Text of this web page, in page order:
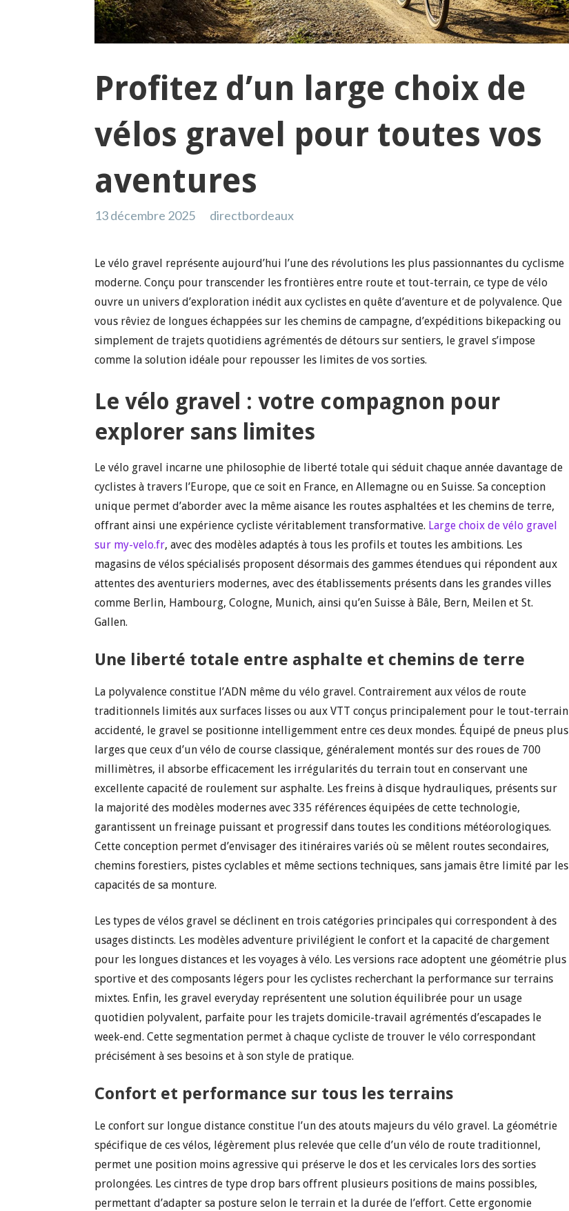
Profitez d’un large choix de
vélos gravel pour toutes vos
aventures
13 décembre 2025 directbordeaux
Le vélo gravel représente aujourd’hui l’une des révolutions les plus passionnantes du cyclisme
moderne. Conçu pour transcender les frontières entre route et tout-terrain, ce type de vélo
ouvre un univers d’exploration inédit aux cyclistes en quête d’aventure et de polyvalence. Que
vous rêviez de longues échappées sur les chemins de campagne, d’expéditions bikepacking ou
simplement de trajets quotidiens agrémentés de détours sur sentiers, le gravel s’impose
comme la solution idéale pour repousser les limites de vos sorties.
Le vélo gravel : votre compagnon pour
explorer sans limites
Le vélo gravel incarne une philosophie de liberté totale qui séduit chaque année davantage de
cyclistes à travers l’Europe, que ce soit en France, en Allemagne ou en Suisse. Sa conception
unique permet d’aborder avec la même aisance les routes asphaltées et les chemins de terre,
offrant ainsi une expérience cycliste véritablement transformative. Large choix de vélo gravel
sur my-velo.fr, avec des modèles adaptés à tous les profils et toutes les ambitions. Les
magasins de vélos spécialisés proposent désormais des gammes étendues qui répondent aux
attentes des aventuriers modernes, avec des établissements présents dans les grandes villes
comme Berlin, Hambourg, Cologne, Munich, ainsi qu’en Suisse à Bâle, Bern, Meilen et St.
Gallen.
Une liberté totale entre asphalte et chemins de terre
La polyvalence constitue l’ADN même du vélo gravel. Contrairement aux vélos de route
traditionnels limités aux surfaces lisses ou aux VTT conçus principalement pour le tout-terrain
accidenté, le gravel se positionne intelligemment entre ces deux mondes. Équipé de pneus plus
larges que ceux d’un vélo de course classique, généralement montés sur des roues de 700
millimètres, il absorbe efficacement les irrégularités du terrain tout en conservant une
excellente capacité de roulement sur asphalte. Les freins à disque hydrauliques, présents sur
la majorité des modèles modernes avec 335 références équipées de cette technologie,
garantissent un freinage puissant et progressif dans toutes les conditions météorologiques.
Cette conception permet d’envisager des itinéraires variés où se mêlent routes secondaires,
chemins forestiers, pistes cyclables et même sections techniques, sans jamais être limité par les
capacités de sa monture.
Les types de vélos gravel se déclinent en trois catégories principales qui correspondent à des
usages distincts. Les modèles adventure privilégient le confort et la capacité de chargement
pour les longues distances et les voyages à vélo. Les versions race adoptent une géométrie plus
sportive et des composants légers pour les cyclistes recherchant la performance sur terrains
mixtes. Enfin, les gravel everyday représentent une solution équilibrée pour un usage
quotidien polyvalent, parfaite pour les trajets domicile-travail agrémentés d’escapades le
week-end. Cette segmentation permet à chaque cycliste de trouver le vélo correspondant
précisément à ses besoins et à son style de pratique.
Confort et performance sur tous les terrains
Le confort sur longue distance constitue l’un des atouts majeurs du vélo gravel. La géométrie
spécifique de ces vélos, légèrement plus relevée que celle d’un vélo de route traditionnel,
permet une position moins agressive qui préserve le dos et les cervicales lors des sorties
prolongées. Les cintres de type drop bars offrent plusieurs positions de mains possibles,
permettant d’adapter sa posture selon le terrain et la durée de l’effort. Cette ergonomie